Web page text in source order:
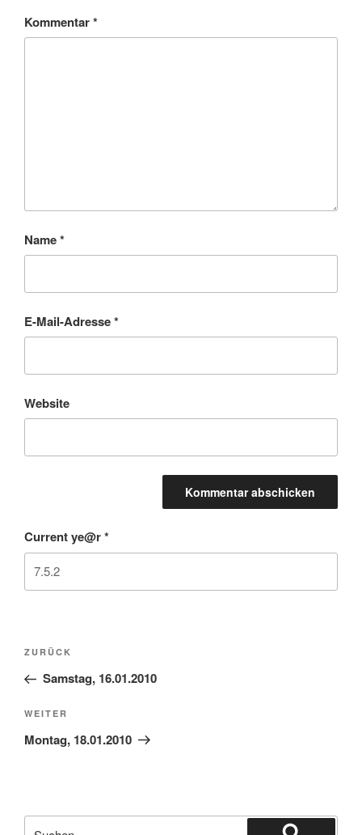
Kommentar*
Name*
E-Mail-Adresse*
Website
Current ye@r*
Beitragsnavigation
Vorheriger
Beitrag
ZURÜCK
Samstag, 16.01.2010
Nächster
Beitrag
WEITER
Montag, 18.01.2010